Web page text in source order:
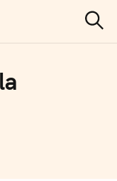
de Café
e